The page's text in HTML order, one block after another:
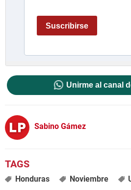
Unirme al canal
Sabino Gámez
Honduras Noviembre